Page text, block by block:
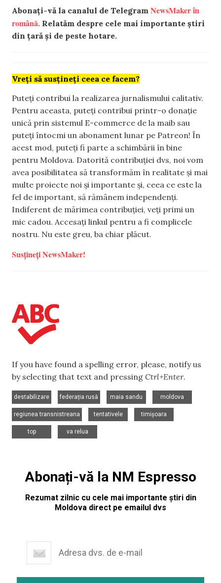
Abonați-vă la canalul de Telegram NewsMaker în
română. Relatăm despre cele mai importante știri
din țară și de peste hotare.
Vreți să susțineți ceea ce facem?
Puteți contribui la realizarea jurnalismului calitativ.
Pentru aceasta, puteți contribui printr-o donație
unică prin sistemul E-commerce de la maib sau
puteți întocmi un abonament lunar pe Patreon! În
acest mod, puteți fi parte a schimbării în bine
pentru Moldova. Datorită contribuției dvs, noi vom
avea posibilitatea să transformăm în realitate și mai
multe proiecte noi și importante și, ceea ce este la
fel de important, să rămânem independenți.
Indiferent de mărimea contribuției, veți primi un
mic cadou. Accesați linkul pentru a fi complicele
nostru. Nu este greu, ba chiar plăcut.
Susțineți NewsMaker!
If you have found a spelling error, please, notify us
by selecting that text and pressing Ctrl+Enter.
destabilizare
federația rusă
maia sandu
moldova
regiunea transnistreana
tentativele
timișoara
top
va relua
Abonați-vă la NM Espresso
Rezumat zilnic cu cele mai importante știri din
Moldova direct pe emailul dvs